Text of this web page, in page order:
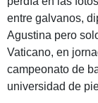
entre galvanos,
Agustina pero
Vaticano, en
campeonato de
universidad de